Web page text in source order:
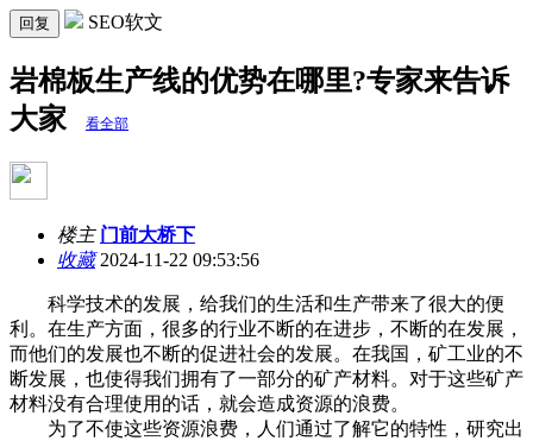
回复 SEO软文
岩棉板生产线的优势在哪里?专家来告诉
大家
看全部
楼主 门前大桥下
收藏2024-11-22 09:53:56
科学技术的发展，给我们的生活和生产带来了很大的便
利。在生产方面，很多的行业不断的在进步，不断的在发展，
而他们的发展也不断的促进社会的发展。在我国，矿工业的不
断发展，也使得我们拥有了一部分的矿产材料。对于这些矿产
材料没有合理使用的话，就会造成资源的浪费。
为了不使这些资源浪费，人们通过了解它的特性，研究出